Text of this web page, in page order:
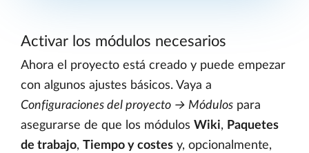
Activar los módulos necesarios
Ahora el proyecto está creado y puede empezar
con algunos ajustes básicos. Vaya a
Configuraciones del proyecto → Módulos para
asegurarse de que los módulos Wiki, Paquetes
de trabajo, Tiempo y costes y, opcionalmente,